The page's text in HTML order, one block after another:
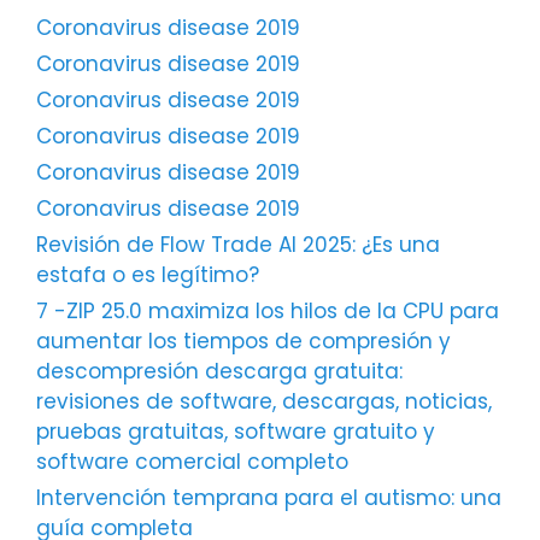
Coronavirus disease 2019
Coronavirus disease 2019
Coronavirus disease 2019
Coronavirus disease 2019
Coronavirus disease 2019
Coronavirus disease 2019
Revisión de Flow Trade AI 2025: ¿Es una
estafa o es legítimo?
7 -ZIP 25.0 maximiza los hilos de la CPU para
aumentar los tiempos de compresión y
descompresión descarga gratuita:
revisiones de software, descargas, noticias,
pruebas gratuitas, software gratuito y
software comercial completo
Intervención temprana para el autismo: una
guía completa